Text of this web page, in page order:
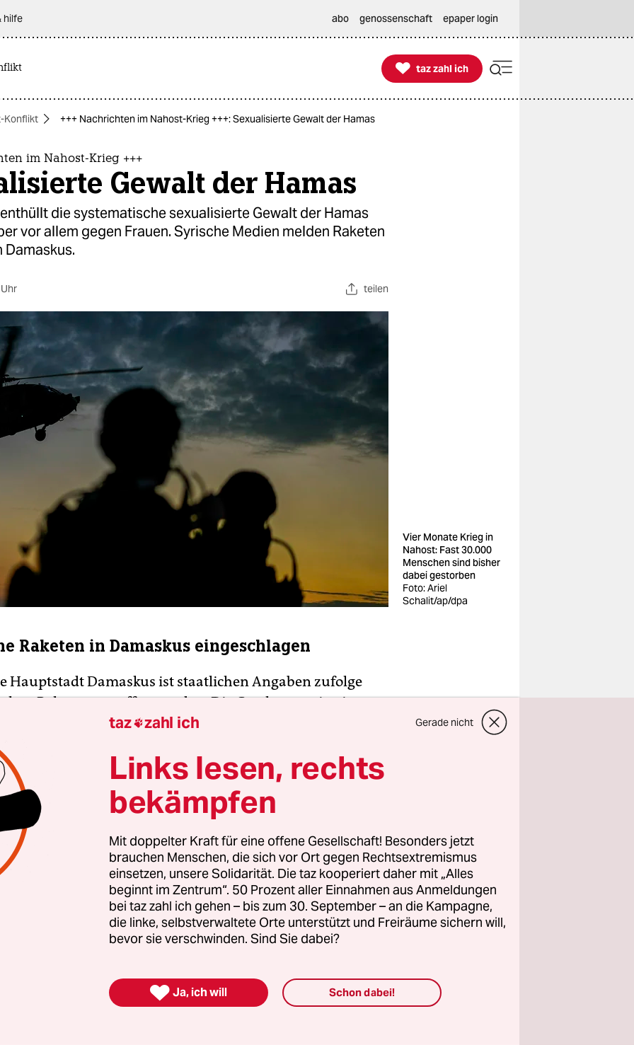
hilfe abo genossenschaft epaper login

taz zahl ich
taz zahl ich
Konflikt +++ Nachrichten im Nahost-Krieg +++: Sexualisierte Gewalt der Hamas
im Nahost-Krieg +++
Gewalt der Hamas
die systematische sexualisierte Gewalt der Hamas
vor allem gegen Frauen. Syrische Medien melden Raketen
Damaskus.
teilen
Vier Monate Krieg in
Nahost: Fast 30.000
Menschen sind bisher
dabei gestorben
Foto: Ariel
Schalit/ap/dpa
Raketen in Damaskus eingeschlagen
Hauptstadt Damaskus ist staatlichen Angaben zufolge
Raketen getroffen worden. Die Geschosse seien im
Soussa eingeschlagen, melden amtliche syrische Medien.
mehrere Sicherheitsbehörden Niederlassungen. Im
wurden in dem Stadtteil iranische Militärexperten
Iran, der auch die militant-islamistische Palästinenser-
Hamas unterstützt, ist auch ein enger Verbündeter der
Israel hat bereits mehrfach Ziele in Syrien
die in Verbindung mit dem Iran stehen sollen, äußert sich
taz zahl ich Gerade nicht
Links lesen, rechts
bekämpfen
Mit doppelter Kraft für eine offene Gesellschaft! Besonders jetzt
brauchen Menschen, die sich vor Ort gegen Rechtsextremismus
einsetzen, unsere Solidarität. Die taz kooperiert daher mit „Alles
beginnt im Zentrum“. 50 Prozent aller Einnahmen aus Anmeldungen
bei taz zahl ich gehen – bis zum 30. September – an die Kampagne,
die linke, selbstverwaltete Orte unterstützt und Freiräume sichern will,
bevor sie verschwinden. Sind Sie dabei?
 Ja, ich will Schon dabei!